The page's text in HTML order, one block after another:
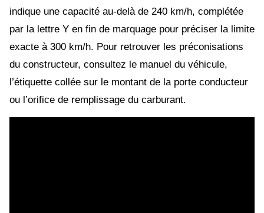
indique une capacité au-delà de 240 km/h, complétée
par la lettre Y en fin de marquage pour préciser la limite
exacte à 300 km/h. Pour retrouver les préconisations
du constructeur, consultez le manuel du véhicule,
l’étiquette collée sur le montant de la porte conducteur
ou l’orifice de remplissage du carburant.